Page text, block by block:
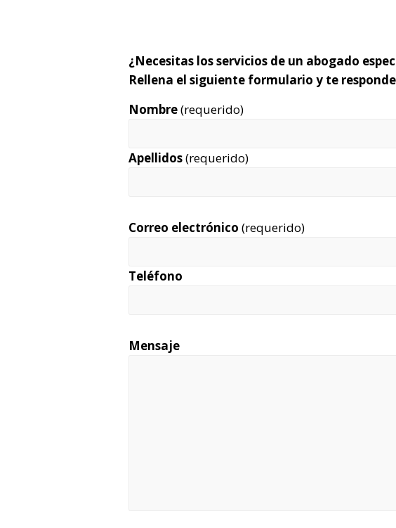
¿Necesitas los servicios de un abogado
Rellena el siguiente formulario y te
Nombre(requerido)
Apellidos(requerido)
Correo electrónico (requerido)
Teléfono
Mensaje